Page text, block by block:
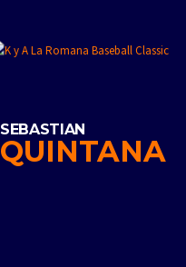
SEBASTIAN
QUINTANA